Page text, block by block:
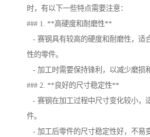
时，有以下一些特点需要注意：
### 1. **高硬度和耐磨性**
- 赛钢具有较高的硬度和耐磨性，适
性的零件。
- 加工时需要保持锋利，以减少磨损
### 2. **良好的尺寸稳定性**
- 赛钢在加工过程中尺寸变化较小，
件。
- 加工后零件的尺寸稳定性好，不易